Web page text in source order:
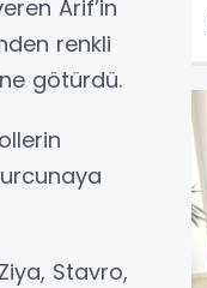
Arif’in
renkli
götürdü.
Stavro,